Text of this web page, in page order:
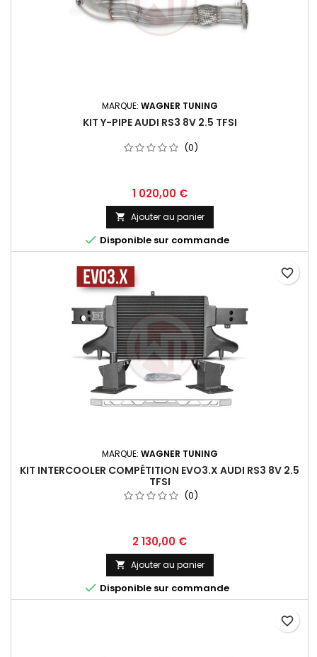
MARQUE: WAGNER TUNING
KIT Y-PIPE AUDI RS3 8V 2.5 TFSI
(0)
Prix
1 020,00 €
 Ajouter au panier
 Disponible sur commande
MARQUE: WAGNER TUNING
KIT INTERCOOLER COMPÉTITION EVO3.X AUDI RS3 8V 2.5
TFSI
(0)
Prix
2 130,00 €
 Ajouter au panier
 Disponible sur commande
favorite_border
favorite_border